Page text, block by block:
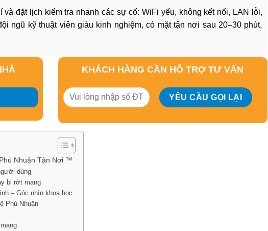
đặt lịch kiểm tra nhanh các sự cố: WiFi yếu, không kết nối, LAN lỗi,
ngũ kỹ thuật viên giàu kinh nghiệm, có mặt tận nơi sau 20–30 phút,
KHÁCH HÀNG CẦN HỖ TRỢ TƯ VẤN
Nhuận Tận Nơi ™
dùng
bị rớt mạng
– Góc nhìn khoa học
Phú Nhuận